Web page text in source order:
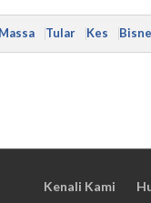
Massa Tular Kes
Kenali Kami